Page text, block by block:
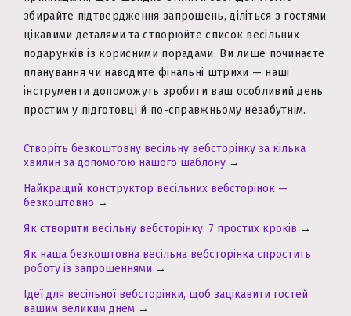
збирайте підтвердження запрошень, діліться з гостями
цікавими деталями та створюйте список весільних
подарунків із корисними порадами. Ви лише починаєте
планування чи наводите фінальні штрихи — наші
інструменти допоможуть зробити ваш особливий день
простим у підготовці й по-справжньому незабутнім.
Створіть безкоштовну весільну вебсторінку за кілька
хвилин за допомогою нашого шаблону →
Найкращий конструктор весільних вебсторінок —
безкоштовно →
Як створити весільну вебсторінку: 7 простих кроків →
Як наша безкоштовна весільна вебсторінка спростить
роботу із запрошеннями →
Ідеї для весільної вебсторінки, щоб зацікавити гостей
вашим великим днем →